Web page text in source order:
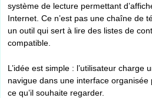
système de lecture permettant
Internet. Ce n’est pas une chaîne de
un outil qui sert à lire des listes de
compatible.
L’idée est simple : l’utilisateur charge
navigue dans une interface
ce qu’il souhaite regarder.